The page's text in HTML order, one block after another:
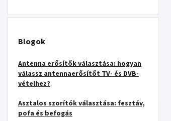
Blogok
Antenna erősítők választása: hogyan
válassz antennaerősítőt TV- és DVB-
vételhez?
Asztalos szorítók választása: fesztáv,
pofa és befogás